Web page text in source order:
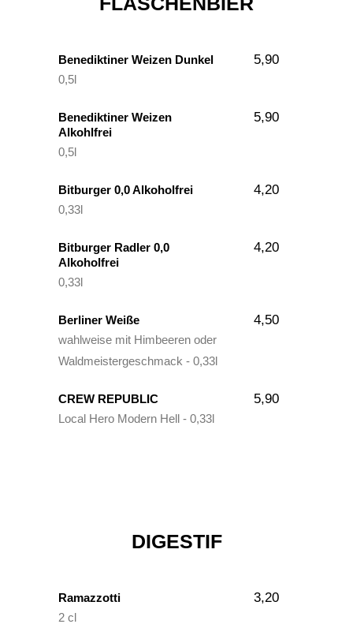
Benediktiner Weizen Dunkel 5,90
0,5l
Benediktiner Weizen
Alkohlfrei
5,90
0,5l
Bitburger 0,0 Alkoholfrei 4,20
0,33l
Bitburger Radler 0,0
Alkoholfrei
4,20
0,33l
Berliner Weiße 4,50
wahlweise mit Himbeeren oder
Waldmeistergeschmack - 0,33l
CREW REPUBLIC 5,90
Local Hero Modern Hell - 0,33l
DIGESTIF
Ramazzotti 3,20
2 cl